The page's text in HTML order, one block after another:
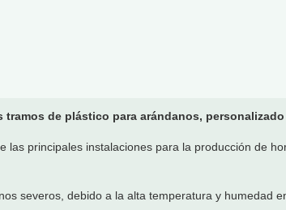
de plástico para arándanos, personalizado
las principales instalaciones para la producción de
severos, debido a la alta temperatura y